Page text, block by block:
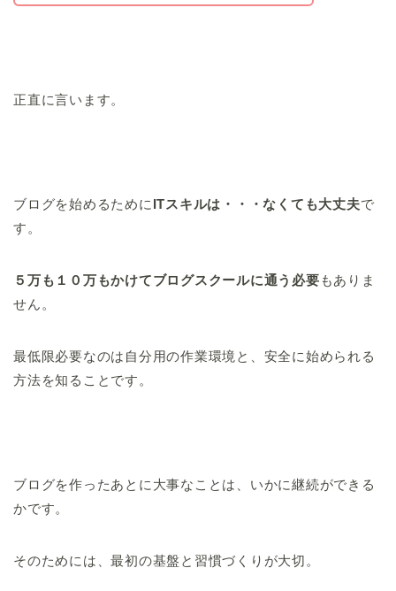
正直に言います。
ブログを始めるために ITスキルは・・・なくても大丈夫で
す。
５万も１０万もかけてブログスクールに通う必要 もありま
せん。
最低限必要なのは自分用の作業環境と、安全に始められる
方法を知ることです。
ブログを作ったあとに大事なことは、いかに継続ができる
かです。
そのためには、最初の基盤と習慣づくりが大切。